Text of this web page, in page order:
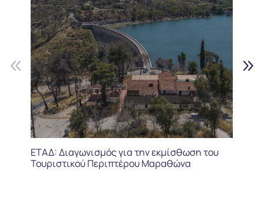
ΕΤΑΔ: Διαγωνισμός για την εκμίσθωση του
Τουριστικού Περιπτέρου Μαραθώνα